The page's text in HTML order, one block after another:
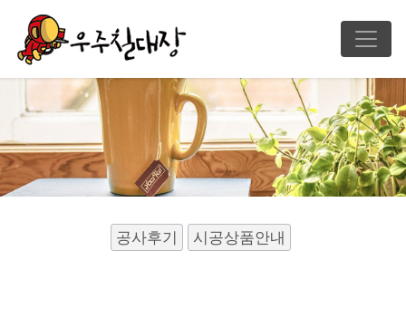
공사후기 시공상품안내